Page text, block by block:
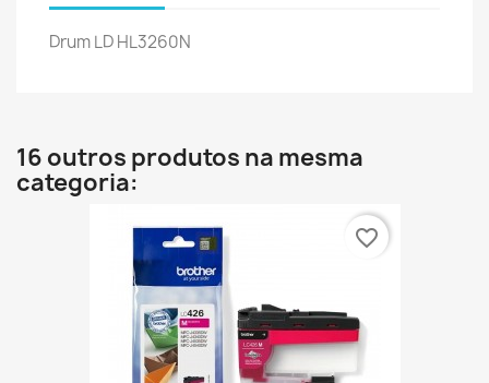
Drum LD HL3260N
16 outros produtos na mesma
categoria:
favorite_border